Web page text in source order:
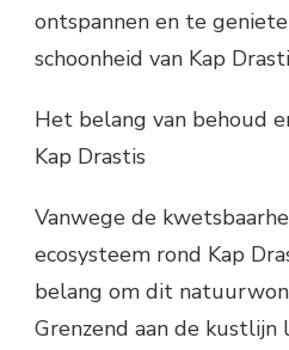
ontspannen en te
schoonheid van Kap
Het belang van behoud
Kap Drastis
Vanwege de
ecosysteem rond Kap
belang om dit
Grenzend aan de